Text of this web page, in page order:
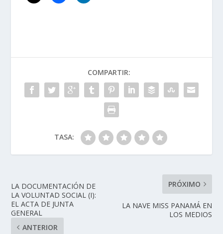
COMPARTIR:
TASA:
LA DOCUMENTACIÓN DE
LA VOLUNTAD SOCIAL (I):
EL ACTA DE JUNTA
GENERAL
ANTERIOR
PRÓXIMO
LA NAVE MISS PANAMÁ EN
LOS MEDIOS